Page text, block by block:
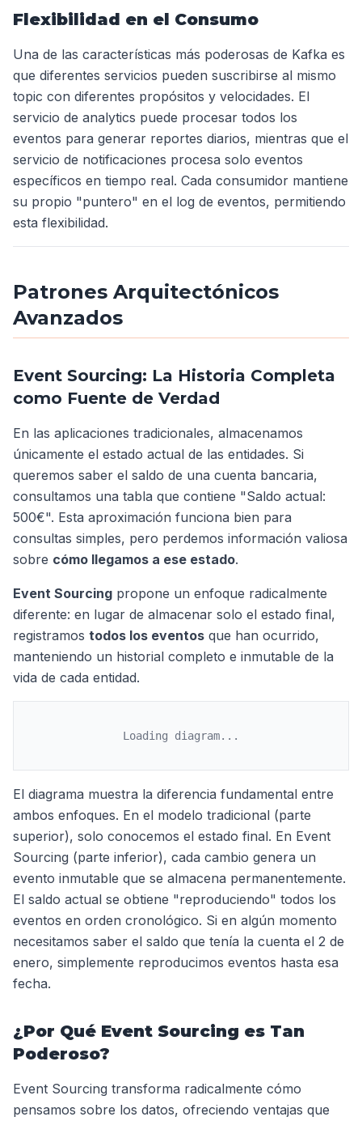
Flexibilidad en el Consumo
Una de las características más poderosas de Kafka es
que diferentes servicios pueden suscribirse al mismo
topic con diferentes propósitos y velocidades. El
servicio de analytics puede procesar todos los
eventos para generar reportes diarios, mientras que el
servicio de notificaciones procesa solo eventos
específicos en tiempo real. Cada consumidor mantiene
su propio "puntero" en el log de eventos, permitiendo
esta flexibilidad.
Patrones Arquitectónicos
Avanzados
Event Sourcing: La Historia Completa
como Fuente de Verdad
En las aplicaciones tradicionales, almacenamos
únicamente el estado actual de las entidades. Si
queremos saber el saldo de una cuenta bancaria,
consultamos una tabla que contiene "Saldo actual:
500€". Esta aproximación funciona bien para
consultas simples, pero perdemos información valiosa
sobre cómo llegamos a ese estado.
Event Sourcing propone un enfoque radicalmente
diferente: en lugar de almacenar solo el estado final,
registramos todos los eventos que han ocurrido,
manteniendo un historial completo e inmutable de la
vida de cada entidad.
Loading diagram...
El diagrama muestra la diferencia fundamental entre
ambos enfoques. En el modelo tradicional (parte
superior), solo conocemos el estado final. En Event
Sourcing (parte inferior), cada cambio genera un
evento inmutable que se almacena permanentemente.
El saldo actual se obtiene "reproduciendo" todos los
eventos en orden cronológico. Si en algún momento
necesitamos saber el saldo que tenía la cuenta el 2 de
enero, simplemente reproducimos eventos hasta esa
fecha.
¿Por Qué Event Sourcing es Tan
Poderoso?
Event Sourcing transforma radicalmente cómo
pensamos sobre los datos, ofreciendo ventajas que